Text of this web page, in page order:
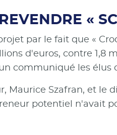
«
par le fait que «
d'euros, contre
communiqué les élus
Maurice Szafran, et le
potentiel n'avait